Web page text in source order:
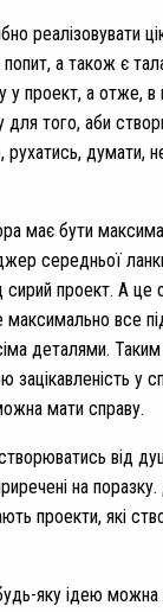
реалізовувати
попит, а також є
у проект, а отже,
для того, аби
думати,
має бути
середньої
сирий проект. А це
все
деталями.
зацікавленість у
мати справу.
від
на
проекти, які
яку ідею